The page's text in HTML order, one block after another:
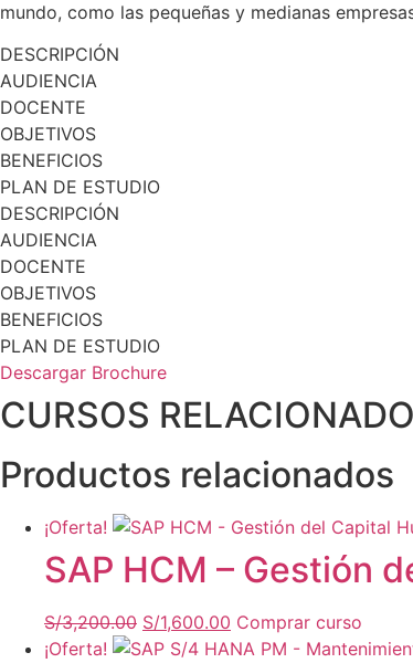
mundo, como las pequeñas y medianas
DESCRIPCIÓN
AUDIENCIA
DOCENTE
OBJETIVOS
BENEFICIOS
PLAN DE ESTUDIO
DESCRIPCIÓN
AUDIENCIA
DOCENTE
OBJETIVOS
BENEFICIOS
PLAN DE ESTUDIO
Descargar Brochure
CURSOS
Productos relacionados
¡Oferta!
SAP HCM – Gestión
S/3,200.00 El
precio
S/1,600.00 El
precio
Comprar curso
¡Oferta!